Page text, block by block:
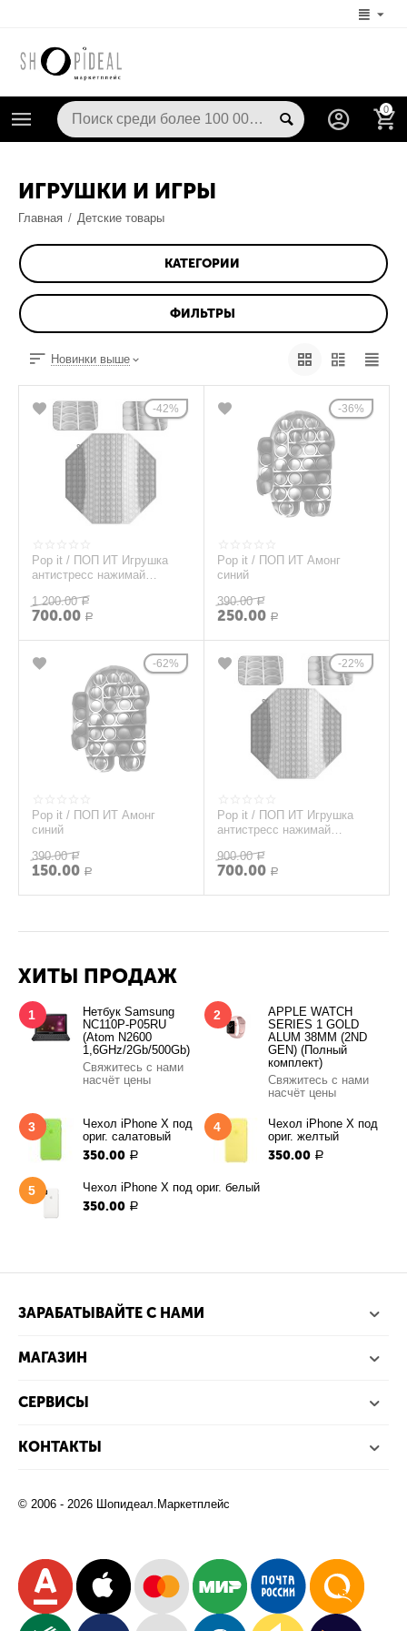
0
ИГРУШКИ И ИГРЫ
Главная / Детские товары
КАТЕГОРИИ
ФИЛЬТРЫ
Новинки выше
42%
Pop it / ПОП ИТ Игрушка
антистресс нажимай
восьмиугольник 30cm
1 200.00 Р
700.00 Р
36%
Pop it / ПОП ИТ Амонг
синий
390.00 Р
250.00 Р
62%
Pop it / ПОП ИТ Амонг
синий
390.00 Р
150.00 Р
22%
Pop it / ПОП ИТ Игрушка
антистресс нажимай
восьмиугольник 30cm
900.00 Р
700.00 Р
ХИТЫ ПРОДАЖ
1
Нетбук Samsung
NC110P-P05RU
(Atom N2600
1,6GHz/2Gb/500Gb)
Свяжитесь с нами
насчёт цены
2
APPLE WATCH
SERIES 1 GOLD
ALUM 38MM (2ND
GEN) (Полный
комплект)
Свяжитесь с нами
насчёт цены
3
Чехол iPhone X под
ориг. салатовый
350.00 Р
4
Чехол iPhone X под
ориг. желтый
350.00 Р
5 Чехол iPhone X под ориг. белый
350.00 Р
ЗАРАБАТЫВАЙТЕ С НАМИ
МАГАЗИН
СЕРВИСЫ
КОНТАКТЫ
© 2006 - 2026 Шопидеал.Маркетплейс